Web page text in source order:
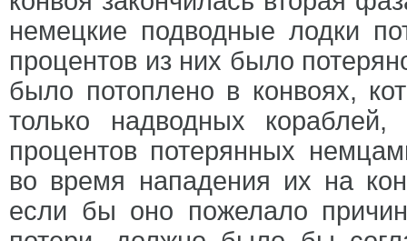
немецкие подводные лодки
процентов из них было
было потоплено в конвоях,
только надводных
процентов потерянных
во время нападения их на
если бы оно пожелало